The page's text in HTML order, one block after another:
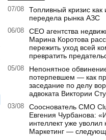
07/08
Топливный кризис как
передела рынка АЗС
06/08
CEO агентства
Марина Коротова
пережить уход всей
превратить
05/08
Непонятное
потерпевшем — как
заседание по делу
адвоката Виктории
03/08
Сооснователь CMO
Евгения Чурбанова:
интеллект уже уволил
Маркетинг —